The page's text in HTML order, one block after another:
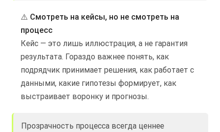
⚠️ Смотреть на кейсы, но не смотреть на
процесс
Кейс — это лишь иллюстрация, а не гарантия
результата. Гораздо важнее понять, как
подрядчик принимает решения, как работает с
данными, какие гипотезы формирует, как
выстраивает воронку и прогнозы.
Прозрачность процесса всегда ценнее